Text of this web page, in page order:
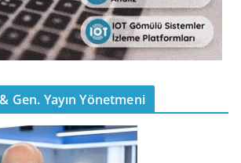
Gen. Yayın Yönetmeni